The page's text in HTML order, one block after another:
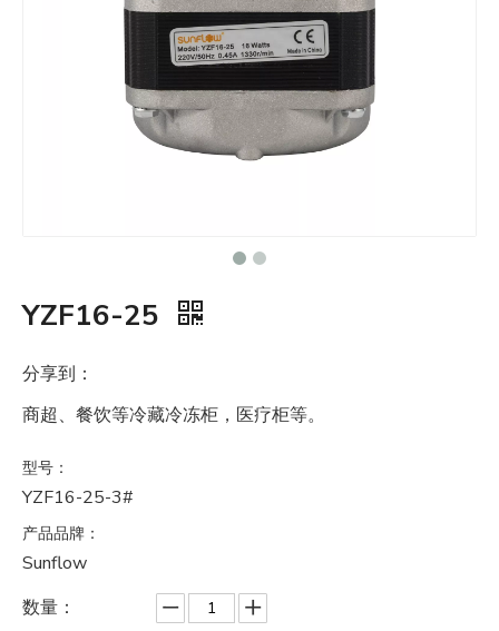
YZF16-25
分享到：
商超、餐饮等冷藏冷冻柜，医疗柜等。
型号：
YZF16-25-3#
产品品牌：
Sunflow
数量：